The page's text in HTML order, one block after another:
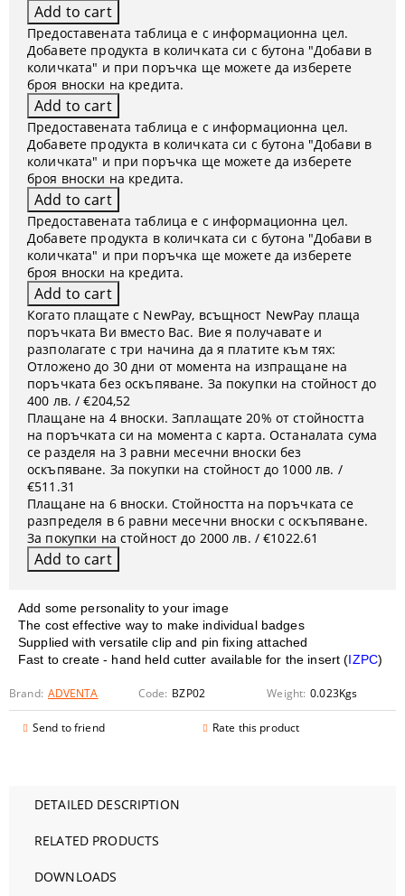
Add some personality to your image
The cost effective way to make individual badges
Supplied with versatile clip and pin fixing attached
Fast to create - hand held cutter available for the insert (IZPC)
Brand: ADVENTA Code: BZP02 Weight: 0.023Kgs
Send to friend Rate this product
Предоставената таблица е с информационна цел.
Добавете продукта в количката си с бутона "Добави в
количката" и при поръчка ще можете да изберете
броя вноски на кредита.
Предоставената таблица е с информационна цел.
Добавете продукта в количката си с бутона "Добави в
количката" и при поръчка ще можете да изберете
броя вноски на кредита.
Предоставената таблица е с информационна цел.
Добавете продукта в количката си с бутона "Добави в
количката" и при поръчка ще можете да изберете
броя вноски на кредита.
Когато плащате с NewPay, всъщност NewPay плаща
поръчката Ви вместо Вас. Вие я получавате и
разполагате с три начина да я платите към тях:
Отложено до 30 дни от момента на изпращане на
поръчката без оскъпяване. За покупки на стойност до
400 лв. / €204,52
Плащане на 4 вноски. Заплащате 20% от стойността
на поръчката си на момента с карта. Останалата сума
се разделя на 3 равни месечни вноски без
оскъпяване. За покупки на стойност до 1000 лв. /
€511.31
Плащане на 6 вноски. Стойността на поръчката се
разпределя в 6 равни месечни вноски с оскъпяване.
За покупки на стойност до 2000 лв. / €1022.61
DETAILED DESCRIPTION
RELATED PRODUCTS
DOWNLOADS